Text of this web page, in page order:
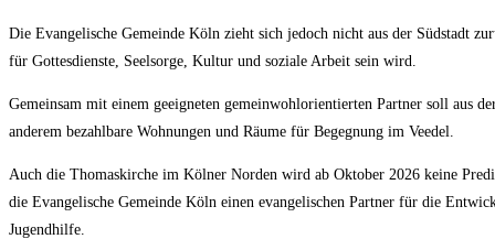
Die Evangelische Gemeinde Köln zieht sich jedoch nicht aus der Südstadt
für Gottesdienste, Seelsorge, Kultur und soziale Arbeit sein wird.
Gemeinsam mit einem geeigneten gemeinwohlorientierten Partner soll aus
anderem bezahlbare Wohnungen und Räume für Begegnung im Veedel.
Auch die Thomaskirche im Kölner Norden wird ab Oktober 2026 keine
die Evangelische Gemeinde Köln einen evangelischen Partner für die
Jugendhilfe.